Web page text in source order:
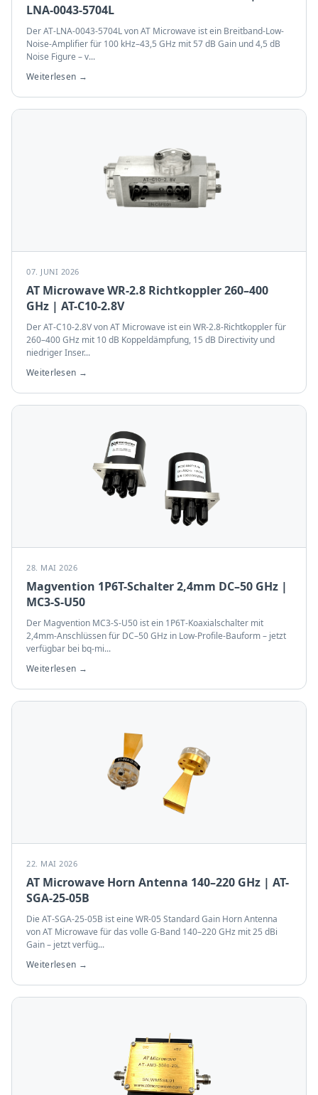
LNA-0043-5704L
Der AT-LNA-0043-5704L von AT Microwave ist ein Breitband-Low-
Noise-Amplifier für 100 kHz–43,5 GHz mit 57 dB Gain und 4,5 dB
Noise Figure – v...
Weiterlesen →
07. JUNI 2026
AT Microwave WR-2.8 Richtkoppler 260–400
GHz | AT-C10-2.8V
Der AT-C10-2.8V von AT Microwave ist ein WR-2.8-Richtkoppler für
260–400 GHz mit 10 dB Koppeldämpfung, 15 dB Directivity und
niedriger Inser...
Weiterlesen →
28. MAI 2026
Magvention 1P6T-Schalter 2,4mm DC–50 GHz |
MC3-S-U50
Der Magvention MC3-S-U50 ist ein 1P6T-Koaxialschalter mit
2,4mm-Anschlüssen für DC–50 GHz in Low-Profile-Bauform – jetzt
verfügbar bei bq-mi...
Weiterlesen →
22. MAI 2026
AT Microwave Horn Antenna 140–220 GHz | AT-
SGA-25-05B
Die AT-SGA-25-05B ist eine WR-05 Standard Gain Horn Antenna
von AT Microwave für das volle G-Band 140–220 GHz mit 25 dBi
Gain – jetzt verfüg...
Weiterlesen →